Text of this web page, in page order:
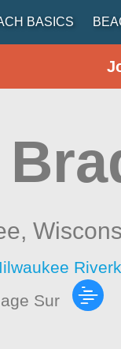
BASICS
Sur